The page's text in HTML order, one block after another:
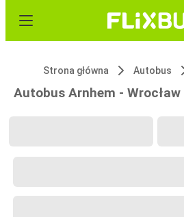
Strona główna Autobus
Autobus Arnhem - Wrocław